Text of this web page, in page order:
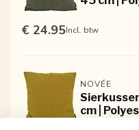
€ 24.95Incl. btw
NOVÉE
cm |